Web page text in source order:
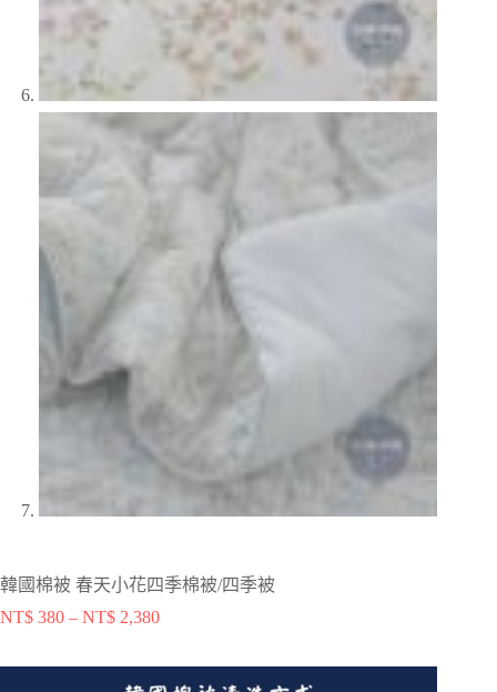
韓國棉被 春天小花四季棉被/四季被
NT$ 380 – NT$ 2,380